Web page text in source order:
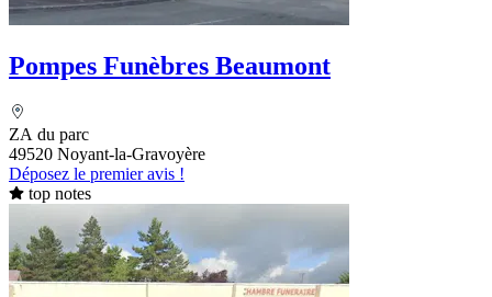
Pompes Funèbres Beaumont
ZA du parc
49520 Noyant-la-Gravoyère
Déposez le premier avis !
top notes